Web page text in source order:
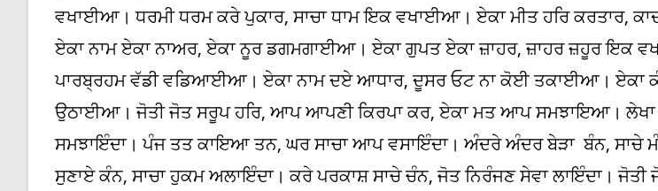
ਵਖਾਈਆ। ਧਰਮੀ ਧਰਮ ਕਰੇ ਪੁਕਾਰ, ਸਾਚਾ ਧਾਮ ਇਕ ਵਖਾਈਆ। ਏਕਾ ਮੀਤ ਹਰਿ ਕਰਤਾਰ,
ਏਕਾ ਨਾਮ ਏਕਾ ਨਾਅਰ, ਏਕਾ ਨੂਰ ਡਗਮਗਾਈਆ। ਏਕਾ ਗੁਪਤ ਏਕਾ ਜ਼ਾਹਰ, ਜ਼ਾਹਰ ਜ਼ਹੂਰ ਇਕ
ਪਾਰਬ੍ਰਹਮ ਵੱਡੀ ਵਡਿਆਈਆ। ਏਕਾ ਨਾਮ ਦਏ ਆਧਾਰ, ਦੂਸਰ ਓਟ ਨਾ ਕੋਈ ਤਕਾਈਆ। ਏਕਾ
ਉਠਾਈਆ। ਜੋਤੀ ਜੋਤ ਸਰੂਪ ਹਰਿ, ਆਪ ਆਪਣੀ ਕਿਰਪਾ ਕਰ, ਏਕਾ ਮਤ ਆਪ ਸਮਝਾਇਆ। ਲੇਖਾ
ਸਮਝਾਇੰਦਾ। ਪੰਜ ਤਤ ਕਾਇਆ ਤਨ, ਘਰ ਸਾਚਾ ਆਪ ਵਸਾਇੰਦਾ। ਅੰਦਰੇ ਅੰਦਰ ਬੇੜਾ ਬੰਨ, ਸਾਚੇ
ਸੁਣਾਏ ਕੰਨ, ਸਾਚਾ ਹੁਕਮ ਅਲਾਇੰਦਾ। ਕਰੇ ਪਰਕਾਸ਼ ਸਾਚੇ ਚੰਨ, ਜੋਤ ਨਿਰੰਜਣ ਸੇਵਾ ਲਾਇੰਦਾ।